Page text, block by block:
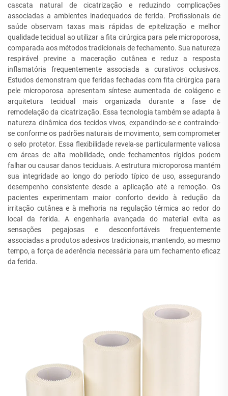
cascata natural de cicatrização e reduzindo complicações
associadas a ambientes inadequados de ferida. Profissionais de
saúde observam taxas mais rápidas de epitelização e melhor
qualidade tecidual ao utilizar a fita cirúrgica para pele microporosa,
comparada aos métodos tradicionais de fechamento. Sua natureza
respirável previne a maceração cutânea e reduz a resposta
inflamatória frequentemente associada a curativos oclusivos.
Estudos demonstram que feridas fechadas com fita cirúrgica para
pele microporosa apresentam síntese aumentada de colágeno e
arquitetura tecidual mais organizada durante a fase de
remodelação da cicatrização. Essa tecnologia também se adapta à
natureza dinâmica dos tecidos vivos, expandindo-se e contraindo-
se conforme os padrões naturais de movimento, sem comprometer
o selo protetor. Essa flexibilidade revela-se particularmente valiosa
em áreas de alta mobilidade, onde fechamentos rígidos podem
falhar ou causar danos teciduais. A estrutura microporosa mantém
sua integridade ao longo do período típico de uso, assegurando
desempenho consistente desde a aplicação até a remoção. Os
pacientes experimentam maior conforto devido à redução da
irritação cutânea e à melhoria na regulação térmica ao redor do
local da ferida. A engenharia avançada do material evita as
sensações pegajosas e desconfortáveis frequentemente
associadas a produtos adesivos tradicionais, mantendo, ao mesmo
tempo, a força de aderência necessária para um fechamento eficaz
da ferida.